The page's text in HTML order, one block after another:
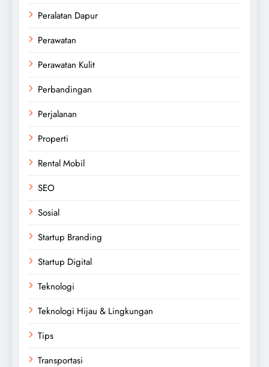
Peralatan Dapur
Perawatan
Perawatan Kulit
Perbandingan
Perjalanan
Properti
Rental Mobil
SEO
Sosial
Startup Branding
Startup Digital
Teknologi
Teknologi Hijau & Lingkungan
Tips
Transportasi